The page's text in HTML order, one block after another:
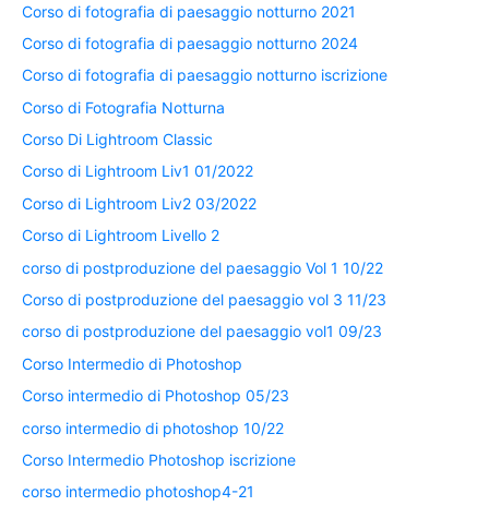
Corso di fotografia di paesaggio notturno 2021
Corso di fotografia di paesaggio notturno 2024
Corso di fotografia di paesaggio notturno iscrizione
Corso di Fotografia Notturna
Corso Di Lightroom Classic
Corso di Lightroom Liv1 01/2022
Corso di Lightroom Liv2 03/2022
Corso di Lightroom Livello 2
corso di postproduzione del paesaggio Vol 1 10/22
Corso di postproduzione del paesaggio vol 3 11/23
corso di postproduzione del paesaggio vol1 09/23
Corso Intermedio di Photoshop
Corso intermedio di Photoshop 05/23
corso intermedio di photoshop 10/22
Corso Intermedio Photoshop iscrizione
corso intermedio photoshop4-21